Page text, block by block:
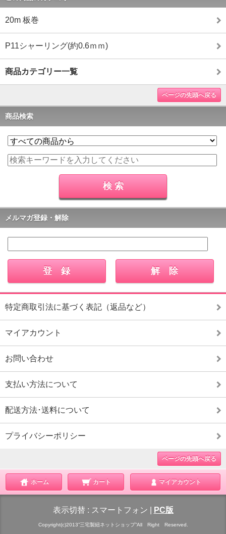
20m 板巻
P11シャーリング(約0.6ｍｍ)
商品カテゴリー一覧
ページの先頭へ戻る
商品検索
メルマガ登録・解除
特定商取引法に基づく表記（返品など）
マイアカウント
お問い合わせ
支払い方法について
配送方法･送料について
プライバシーポリシー
ページの先頭へ戻る
ホーム カート マイアカウント
表示切替 : スマートフォン PC版
Copyright(c)2013”三宅製紐ネットショップ”All Right Reserved.